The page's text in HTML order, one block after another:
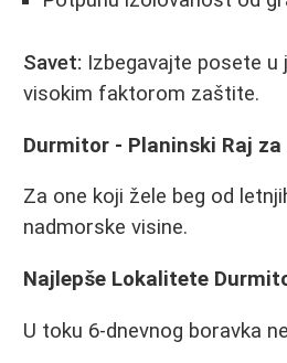
Savet: Izbegavajte posete
visokim faktorom zaštite.
Durmitor - Planinski Raj
Za one koji žele beg od
nadmorske visine.
Najlepše Lokalitete
U toku 6-dnevnog boravka